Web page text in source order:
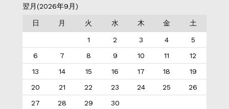
翌月(2026年9月)
日 月 火 水 木 金 土
1 2 3 4
5
6
7 8 9 10 11
12
13
14 15 16 17 18
19
20
21 22 23 24 25
26
27
28 29 30